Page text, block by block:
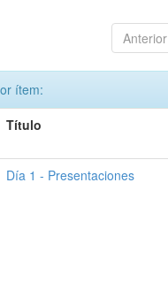
Anterior
ítem:
Título
Día 1 - Presentaciones